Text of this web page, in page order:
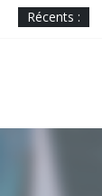
Récents :